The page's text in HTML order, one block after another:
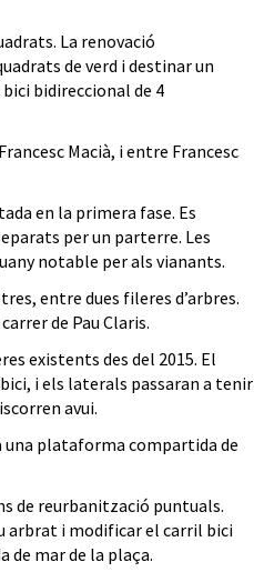
La renovació
de verd i destinar un
bidireccional de 4
Macià, i entre Francesc
en la primera fase. Es
per un parterre. Les
notable per als vianants.
entre dues fileres d’arbres.
de Pau Claris.
existents des del 2015. El
i els laterals passaran a tenir
avui.
una plataforma compartida de
de reurbanització puntuals.
arbrat i modificar el carril bici
de mar de la plaça.